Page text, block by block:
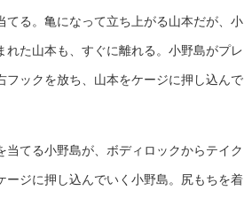
る。亀になって立ち上がる山本だが、小
た山本も、すぐに離れる。小野島がプレ
フックを放ち、山本をケージに押し込んで
てる小野島が、ボディロックからテイク
ージに押し込んでいく小野島。尻もちを着